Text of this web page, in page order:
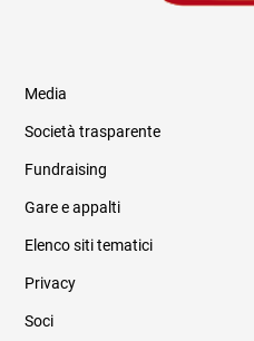
Informazioni
Media
Società trasparente
Fundraising
Gare e appalti
Elenco siti tematici
Privacy
Soci